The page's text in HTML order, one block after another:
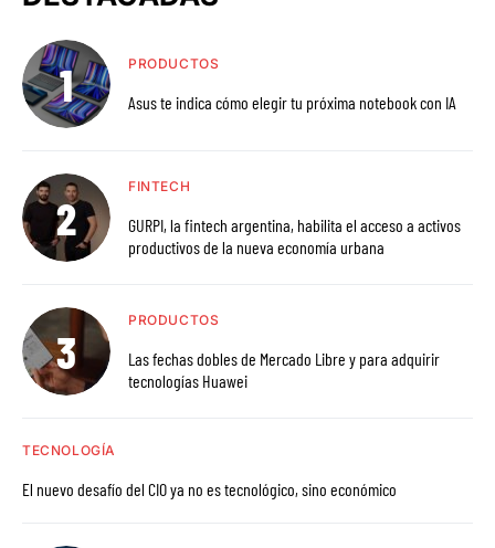
PRODUCTOS
Asus te indica cómo elegir tu próxima notebook con IA
FINTECH
GURPI, la fintech argentina, habilita el acceso a activos
productivos de la nueva economía urbana
PRODUCTOS
Las fechas dobles de Mercado Libre y para adquirir
tecnologías Huawei
TECNOLOGÍA
El nuevo desafío del CIO ya no es tecnológico, sino económico